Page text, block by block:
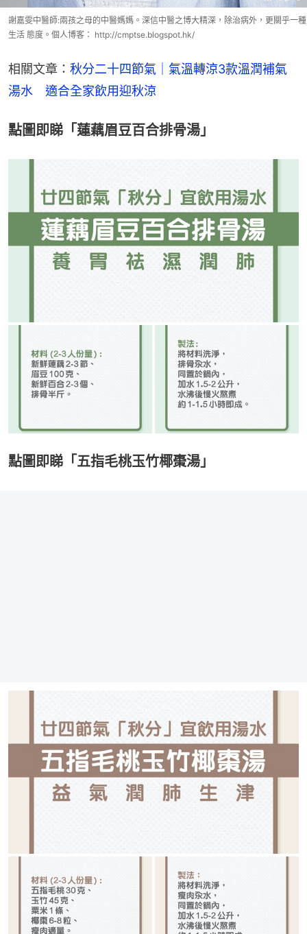
謝嘉雯中醫師:兩孩之母的中醫媽媽。深信中醫之博大精深，除治病外，更關乎一種
生活 態度。個人博客： http://cmptse.blogspot.hk/
相關文章： 秋分二十四節氣｜氣溫轉涼3款溫潤補氣
湯水　適合全家飲用迎秋涼
點圖即睇「蓮藕眉豆百合排骨湯」
點圖即睇「五指毛桃玉竹椰棗湯」